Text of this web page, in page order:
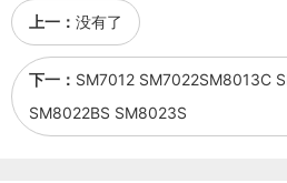
上一： 没有了
下一： SM7012 SM7022SM8013C
SM8022BS SM8023S